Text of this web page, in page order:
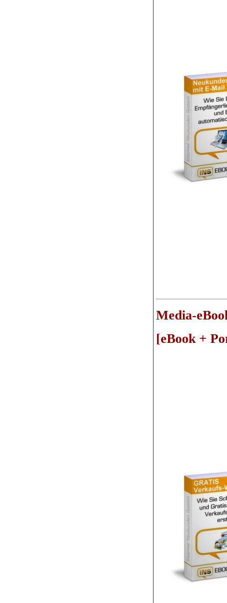
Media-
[eBook +